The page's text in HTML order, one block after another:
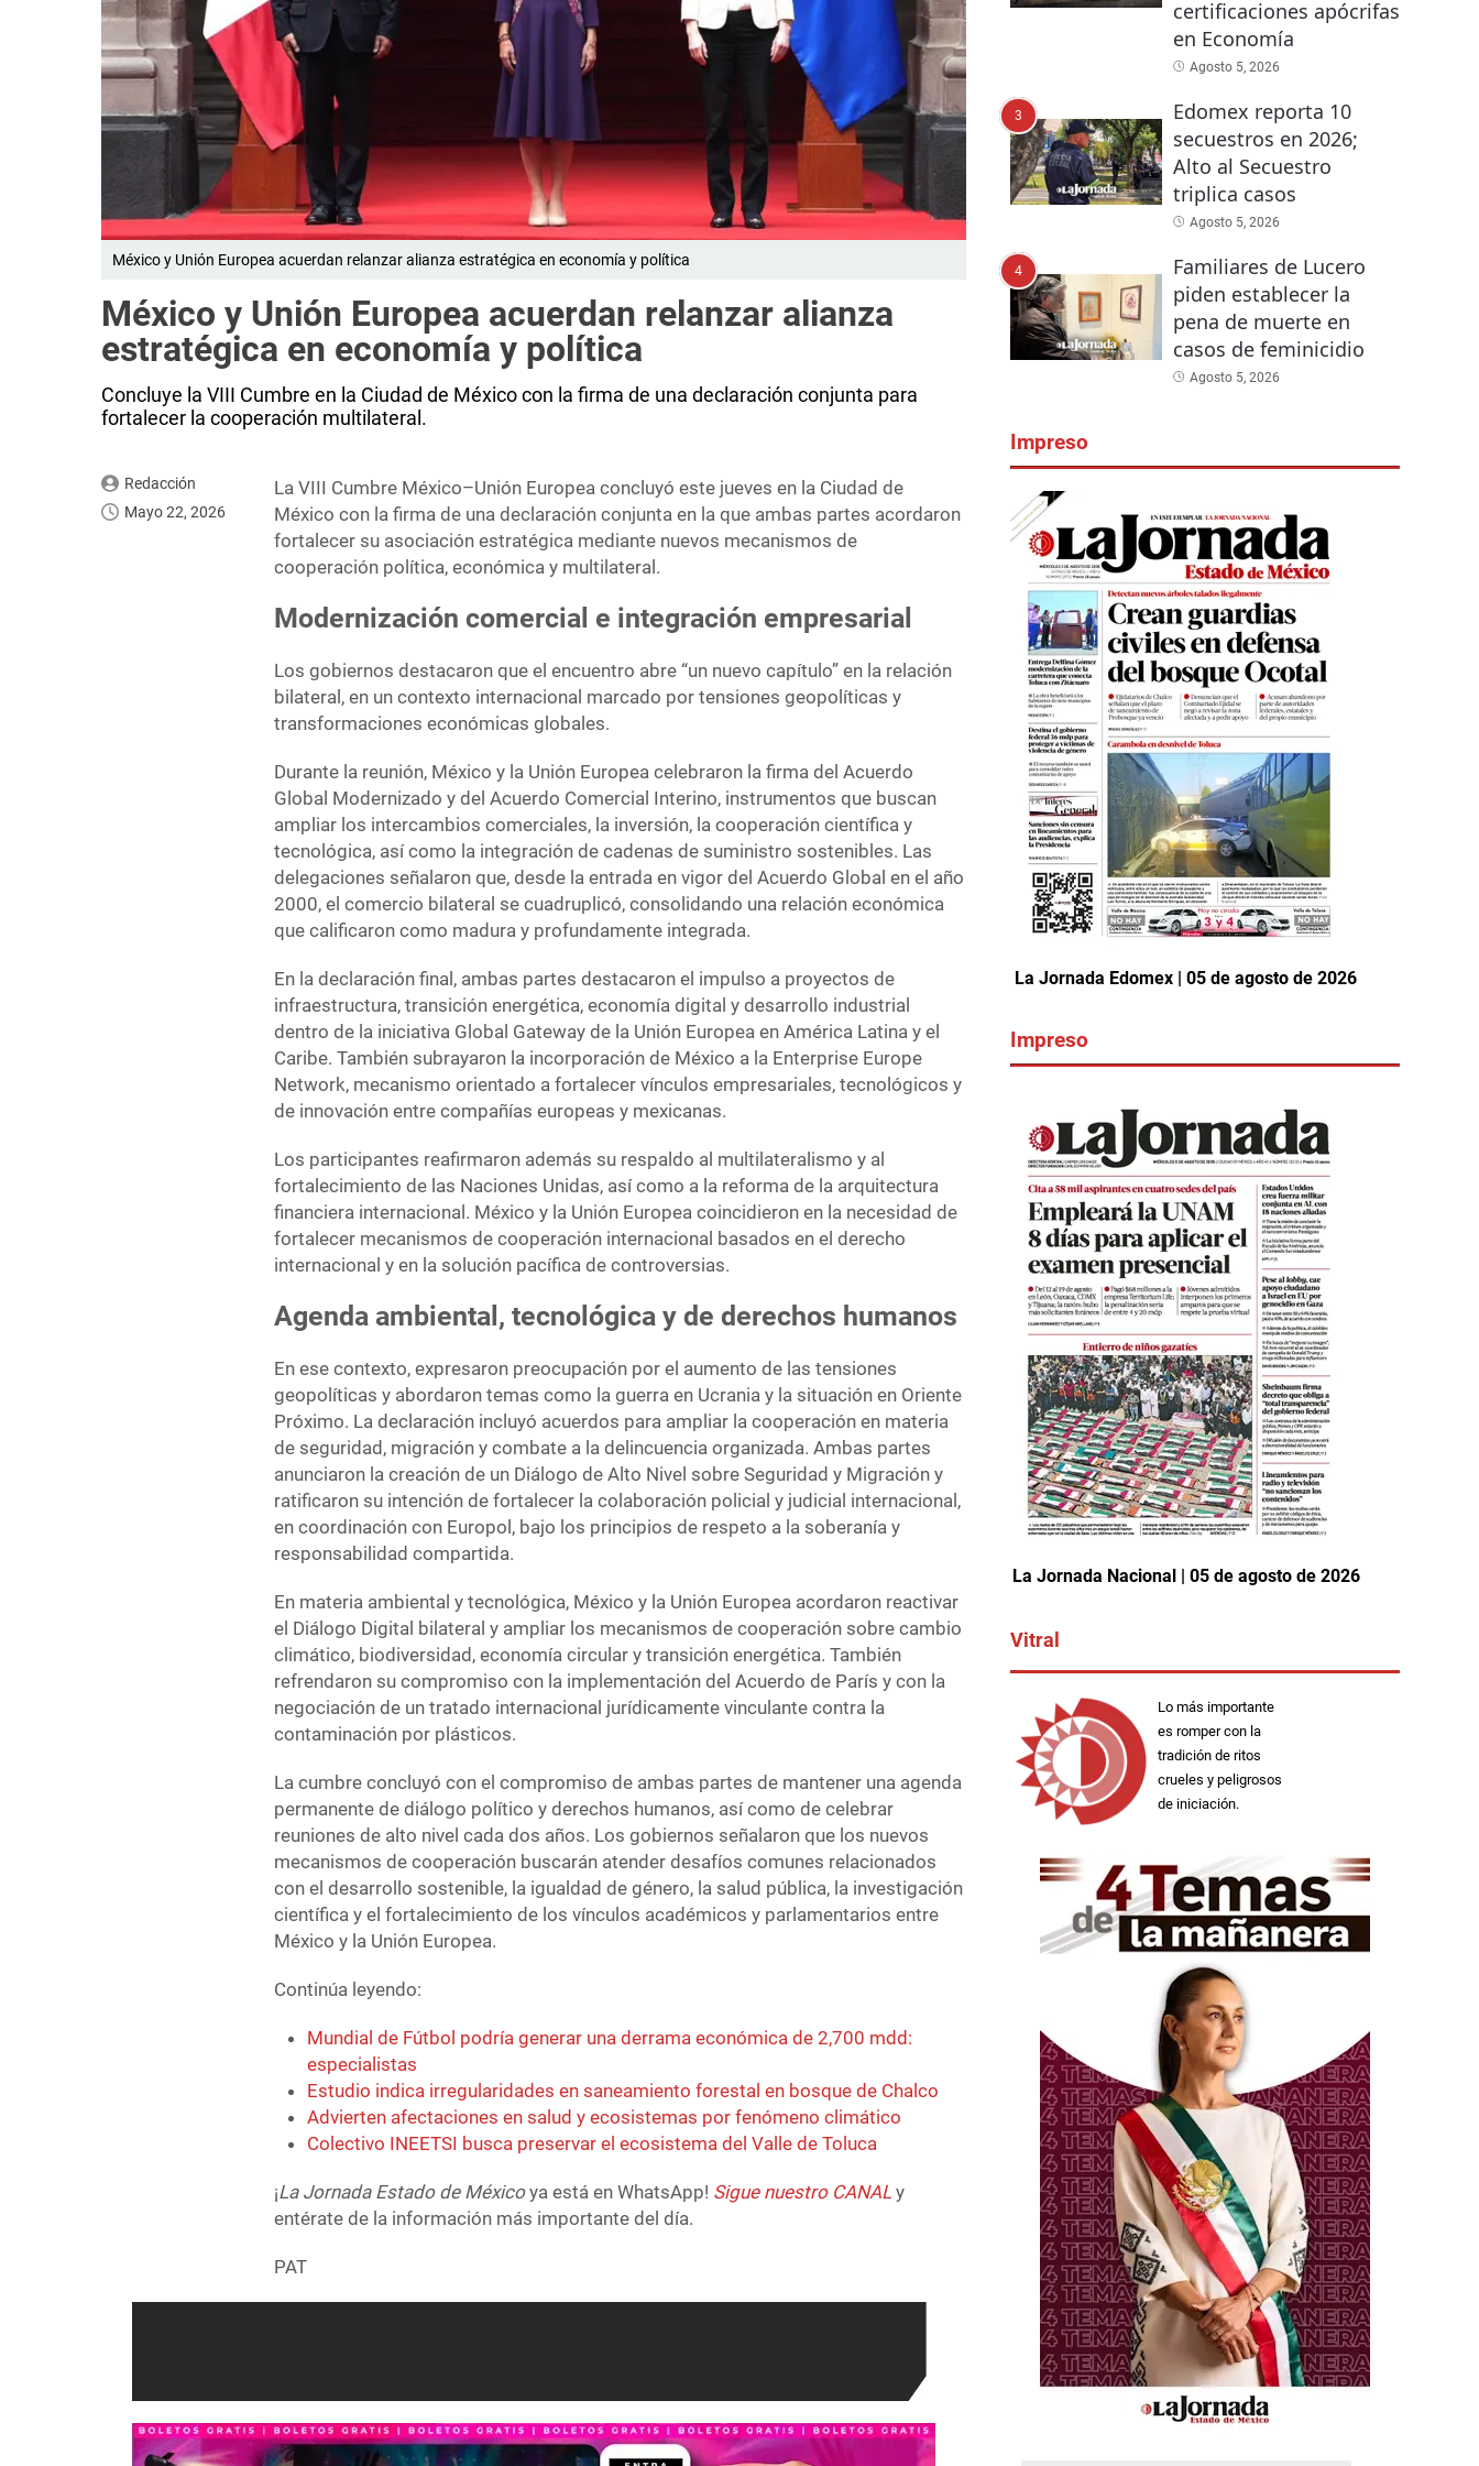
México y Unión Europea acuerdan relanzar alianza estratégica en economía y política
México y Unión Europea acuerdan relanzar alianza
estratégica en economía y política
Concluye la VIII Cumbre en la Ciudad de México con la firma de una declaración conjunta para
fortalecer la cooperación multilateral.
Redacción
Mayo 22, 2026
La VIII Cumbre México–Unión Europea concluyó este jueves en la Ciudad de
México con la firma de una declaración conjunta en la que ambas partes acordaron
fortalecer su asociación estratégica mediante nuevos mecanismos de
cooperación política, económica y multilateral.
Modernización comercial e integración empresarial
Los gobiernos destacaron que el encuentro abre “un nuevo capítulo” en la relación
bilateral, en un contexto internacional marcado por tensiones geopolíticas y
transformaciones económicas globales.
Durante la reunión, México y la Unión Europea celebraron la firma del Acuerdo
Global Modernizado y del Acuerdo Comercial Interino, instrumentos que buscan
ampliar los intercambios comerciales, la inversión, la cooperación científica y
tecnológica, así como la integración de cadenas de suministro sostenibles. Las
delegaciones señalaron que, desde la entrada en vigor del Acuerdo Global en el año
2000, el comercio bilateral se cuadruplicó, consolidando una relación económica
que calificaron como madura y profundamente integrada.
En la declaración final, ambas partes destacaron el impulso a proyectos de
infraestructura, transición energética, economía digital y desarrollo industrial
dentro de la iniciativa Global Gateway de la Unión Europea en América Latina y el
Caribe. También subrayaron la incorporación de México a la Enterprise Europe
Network, mecanismo orientado a fortalecer vínculos empresariales, tecnológicos y
de innovación entre compañías europeas y mexicanas.
Los participantes reafirmaron además su respaldo al multilateralismo y al
fortalecimiento de las Naciones Unidas, así como a la reforma de la arquitectura
financiera internacional. México y la Unión Europea coincidieron en la necesidad de
fortalecer mecanismos de cooperación internacional basados en el derecho
internacional y en la solución pacífica de controversias.
Agenda ambiental, tecnológica y de derechos humanos
En ese contexto, expresaron preocupación por el aumento de las tensiones
geopolíticas y abordaron temas como la guerra en Ucrania y la situación en Oriente
Próximo. La declaración incluyó acuerdos para ampliar la cooperación en materia
de seguridad, migración y combate a la delincuencia organizada. Ambas partes
anunciaron la creación de un Diálogo de Alto Nivel sobre Seguridad y Migración y
ratificaron su intención de fortalecer la colaboración policial y judicial internacional,
en coordinación con Europol, bajo los principios de respeto a la soberanía y
responsabilidad compartida.
En materia ambiental y tecnológica, México y la Unión Europea acordaron reactivar
el Diálogo Digital bilateral y ampliar los mecanismos de cooperación sobre cambio
climático, biodiversidad, economía circular y transición energética. También
refrendaron su compromiso con la implementación del Acuerdo de París y con la
negociación de un tratado internacional jurídicamente vinculante contra la
contaminación por plásticos.
La cumbre concluyó con el compromiso de ambas partes de mantener una agenda
permanente de diálogo político y derechos humanos, así como de celebrar
reuniones de alto nivel cada dos años. Los gobiernos señalaron que los nuevos
mecanismos de cooperación buscarán atender desafíos comunes relacionados
con el desarrollo sostenible, la igualdad de género, la salud pública, la investigación
científica y el fortalecimiento de los vínculos académicos y parlamentarios entre
México y la Unión Europea.
Continúa leyendo:
Mundial de Fútbol podría generar una derrama económica de 2,700 mdd:
especialistas
Estudio indica irregularidades en saneamiento forestal en bosque de Chalco
Advierten afectaciones en salud y ecosistemas por fenómeno climático
Colectivo INEETSI busca preservar el ecosistema del Valle de Toluca
¡La Jornada Estado de Méxicoya está en WhatsApp! Sigue nuestro CANALy
entérate de la información más importante del día.
PAT
certificaciones apócrifas
en Economía
Agosto 5, 2026
3
Edomex reporta 10
secuestros en 2026;
Alto al Secuestro
triplica casos
Agosto 5, 2026
4
Familiares de Lucero
piden establecer la
pena de muerte en
casos de feminicidio
Agosto 5, 2026
Impreso
La Jornada Edomex | 05 de agosto de 2026
Impreso
La Jornada Nacional | 05 de agosto de 2026
Vitral
Lo más importante
es romper con la
tradición de ritos
crueles y peligrosos
de iniciación.